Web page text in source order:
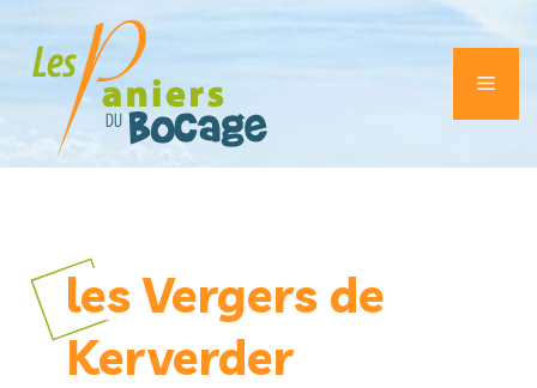
contenu
les Vergers de
Kerverder